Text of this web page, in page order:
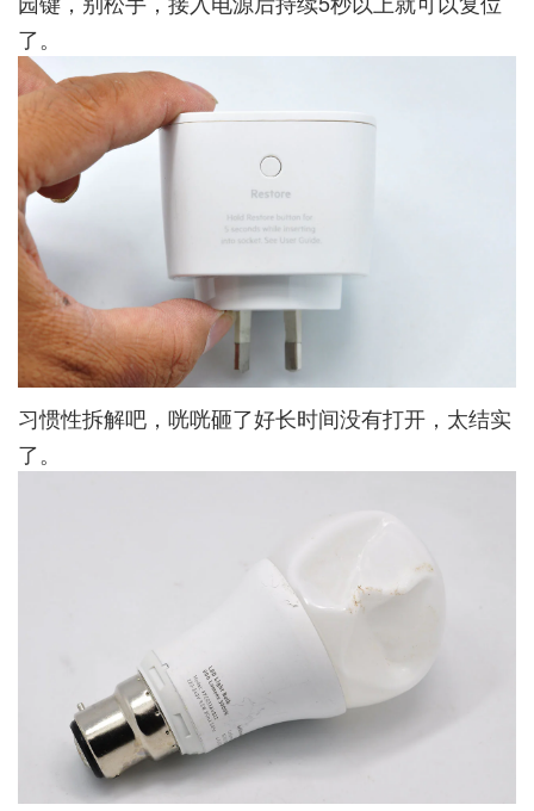
了。
习惯性拆解吧，咣咣砸了好长时间没有打开，太结实
了。